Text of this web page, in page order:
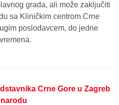
grada, ali može zaključiti
sa Kliničkim centrom Crne
poslodavcem, do jedne
Crne Gore u Zagreb